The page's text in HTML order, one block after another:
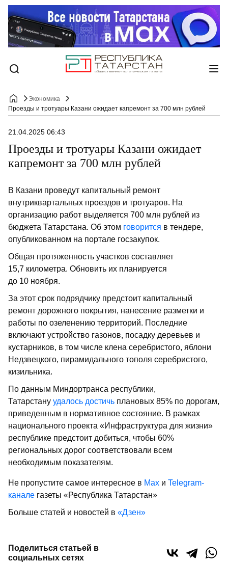
Экономика
Проезды и тротуары Казани ожидает капремонт за 700 млн рублей
21.04.2025 06:43
Проезды и тротуары Казани ожидает
капремонт за 700 млн рублей
В Казани проведут капитальный ремонт
внутриквартальных проездов и тротуаров. На
организацию работ выделяется 700 млн рублей из
бюджета Татарстана. Об этом говорится в тендере,
опубликованном на портале госзакупок.
Общая протяженность участков составляет
15,7 километра. Обновить их планируется
до 10 ноября.
За этот срок подрядчику предстоит капитальный
ремонт дорожного покрытия, нанесение разметки и
работы по озеленению территорий. Последние
включают устройство газонов, посадку деревьев и
кустарников, в том числе клена серебристого, яблони
Недзвецкого, пирамидального тополя серебристого,
кизильника.
По данным Миндортранса республики,
Татарстану удалось достичь плановых 85% по дорогам,
приведенным в нормативное состояние. В рамках
национального проекта «Инфраструктура для жизни»
республике предстоит добиться, чтобы 60%
региональных дорог соответствовали всем
необходимым показателям.
Не пропустите самое интересное в Max и Telegram-
канале газеты «Республика Татарстан»
Больше статей и новостей в «Дзен»
Поделиться статьей в
социальных сетях